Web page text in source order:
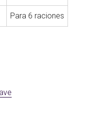
Para 6 raciones